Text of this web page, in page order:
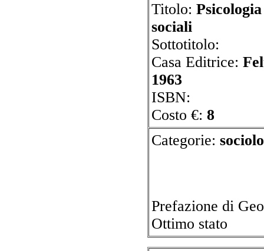
Titolo:
sociali
Sottotitolo:
Casa Editrice:
1963
ISBN:
Costo €:8
Categorie:
Prefazione di
Ottimo stato